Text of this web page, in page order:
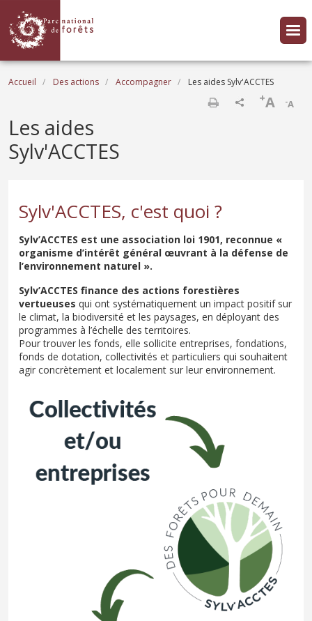
Fil d'Ariane
Accueil Des actions Accompagner Les aides Sylv'ACCTES
-A
+A
Les aides
Sylv'ACCTES
Sylv'ACCTES, c'est quoi ?
Sylv’ACCTES est une association loi 1901, reconnue «
organisme d’intérêt général œuvrant à la défense de
l’environnement naturel ».
Sylv’ACCTES finance des actions forestières
vertueuses qui ont systématiquement un impact positif sur
le climat, la biodiversité et les paysages, en déployant des
programmes à l’échelle des territoires.
Pour trouver les fonds, elle sollicite entreprises, fondations,
fonds de dotation, collectivités et particuliers qui souhaitent
agir concrètement et localement sur leur environnement.